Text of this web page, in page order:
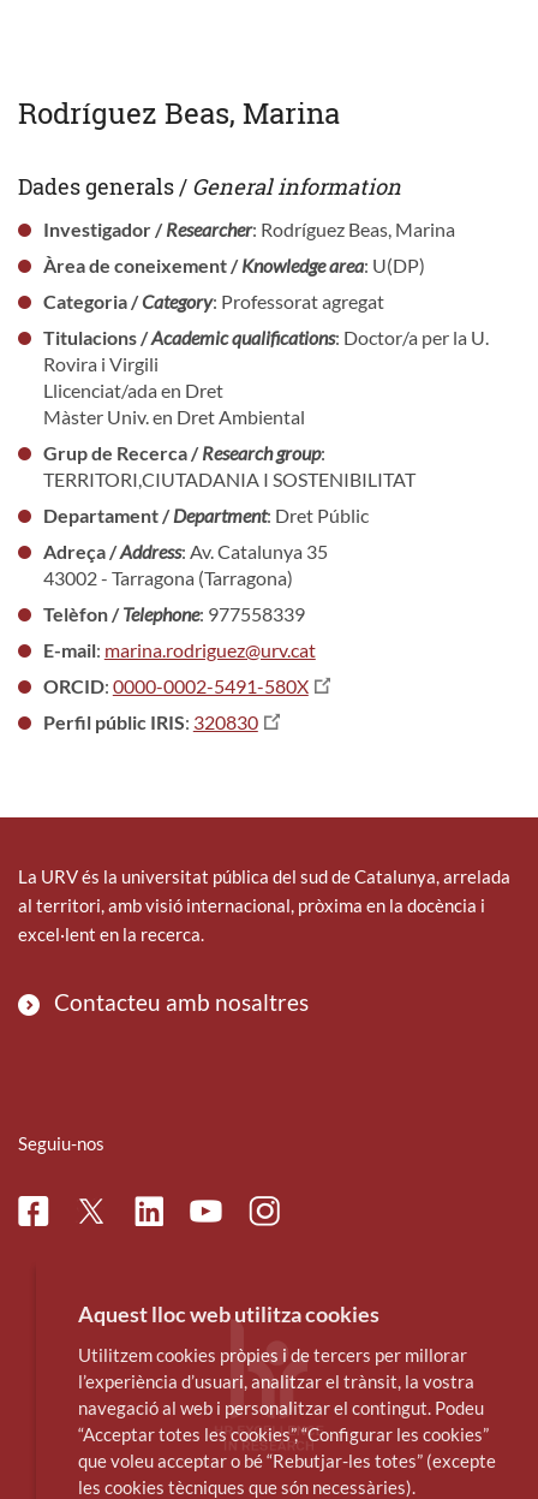
Rodríguez Beas, Marina
Dades generals / General information
Investigador /Researcher: Rodríguez Beas, Marina
Àrea de coneixement /Knowledge area: U(DP)
Categoria /Category: Professorat agregat
Titulacions /Academic qualifications: Doctor/a per la U.
Rovira i Virgili
Llicenciat/ada en Dret
Màster Univ. en Dret Ambiental
Grup de Recerca /Research group:
TERRITORI,CIUTADANIA I SOSTENIBILITAT
Departament /Department: Dret Públic
Adreça /Address: Av. Catalunya 35
43002 - Tarragona (Tarragona)
Telèfon /Telephone: 977558339
E-mail: marina.rodriguez@urv.cat
ORCID: 0000-0002-5491-580X
Perfil públic IRIS: 320830
La URV és la universitat pública del sud de Catalunya, arrelada
al territori, amb visió internacional, pròxima en la docència i
excel·lent en la recerca.
Contacteu amb nosaltres
Seguiu-nos
FacebookTwitterLinkedinYoutubeInstagram
Aquest lloc web utilitza cookies
Utilitzem cookies pròpies i de tercers per millorar
l’experiència d’usuari, analitzar el trànsit, la vostra
navegació al web i personalitzar el contingut. Podeu
“Acceptar totes les cookies”, “Configurar les cookies”
que voleu acceptar o bé “Rebutjar-les totes” (excepte
les cookies tècniques que són necessàries).